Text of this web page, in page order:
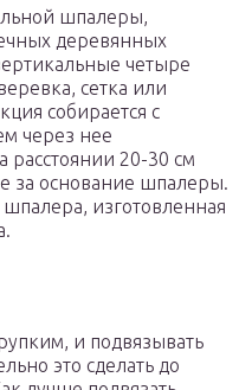
шпалеры,
деревянных
четыре
сетка или
собирается с
через нее
расстоянии 20-30 см
за основание шпалеры.
изготовленная
и подвязывать
это сделать до